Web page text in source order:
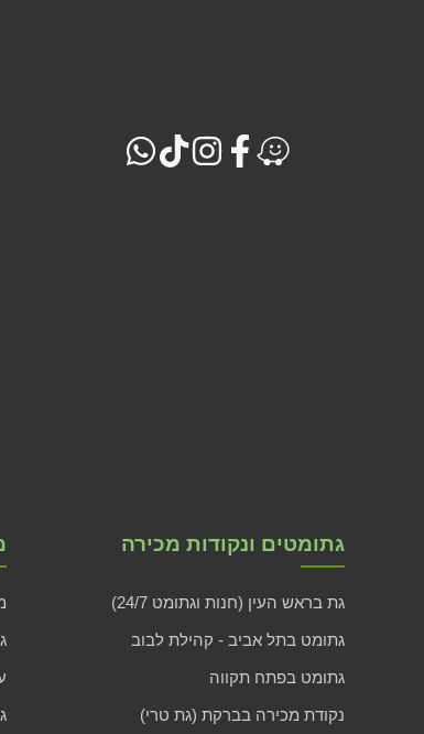
גתומטים ונקודות מכירה
גת בראש העין (חנות וגתומט 24/7)
גתומט בתל אביב - קהילת לבוב
גתומט בפתח תקווה
נקודת מכירה בברקת (גת טרי)